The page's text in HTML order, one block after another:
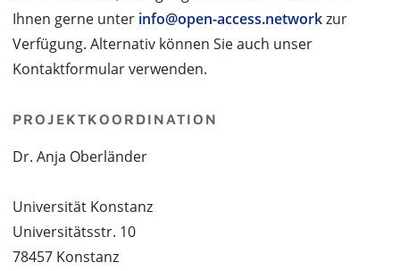
Ihnen gerne unter info@open-access.networkzur
Verfügung. Alternativ können Sie auch unser
Kontaktformular verwenden.
PROJEKTKOORDINATION
Dr. Anja Oberländer
Universität Konstanz
Universitätsstr. 10
78457 Konstanz